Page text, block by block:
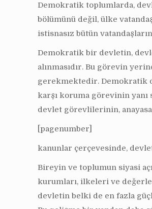
Demokratik toplumlarda,
bölümünü değil, ülke
istisnasız bütün
Demokratik bir devletin,
alınmasıdır. Bu görevin
gerekmektedir. Demokratik
karşı koruma görevinin yanı
devlet görevlilerinin,
[pagenumber]
kanunlar çerçevesinde,
Bireyin ve toplumun siyasi
kurumları, ilkeleri ve
devletin belki de en fazla